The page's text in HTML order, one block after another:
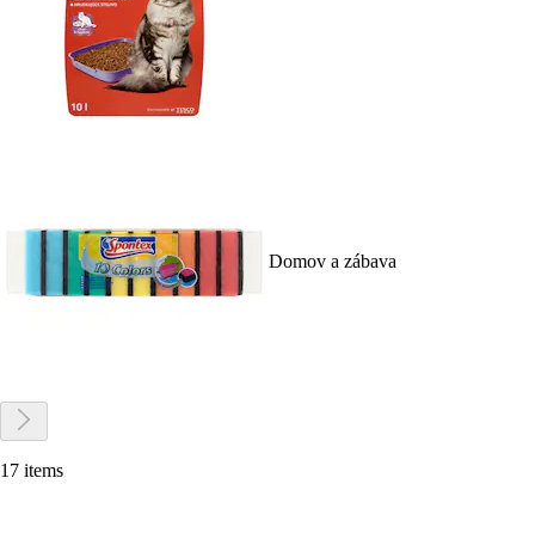
Domov a zábava
17 items